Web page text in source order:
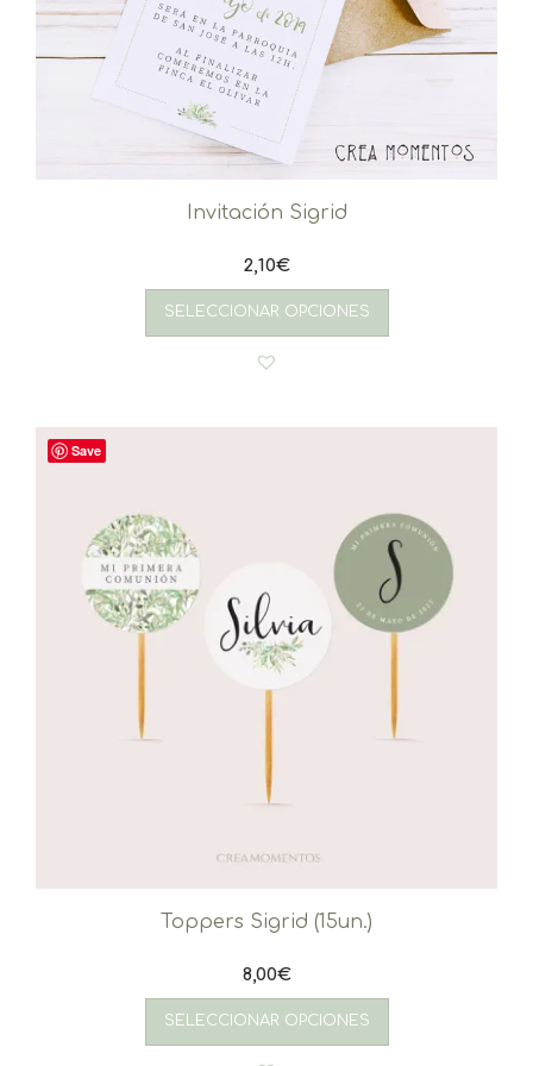
Invitación Sigrid
2,10€
SELECCIONAR OPCIONES
Save
Toppers Sigrid (15un.)
8,00€
SELECCIONAR OPCIONES